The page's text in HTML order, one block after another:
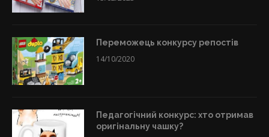
Переможець конкурсу репостів
14/10/2020
Педагогічний конкурс: хто отримав
оригінальну чашку?